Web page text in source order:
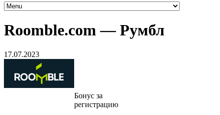
Roomble.com — Румбл
17.07.2023
Бонус за
регистрацию